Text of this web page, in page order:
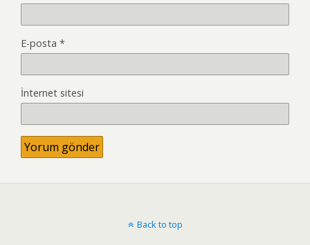
E-posta *
İnternet sitesi
Back to top